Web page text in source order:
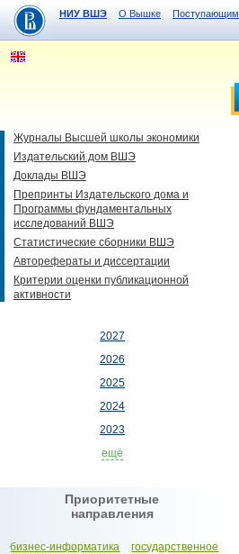
НИУ ВШЭ О Вышке Поступающим
Журналы Высшей школы экономики
Издательский дом ВШЭ
Доклады ВШЭ
Препринты Издательского дома и
Программы фундаментальных
исследований ВШЭ
Статистические сборники ВШЭ
Авторефераты и диссертации
Критерии оценки публикационной
активности
2027
2026
2025
2024
2023
ещё
Приоритетные
направления
бизнес-информатика
государственное